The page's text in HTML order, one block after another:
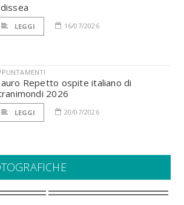
LEGGI 16/07/2026
Repetto ospite italiano di
2026
LEGGI 20/07/2026